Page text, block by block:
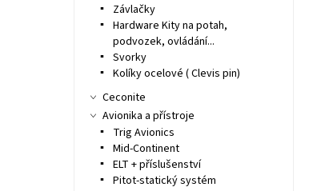
Závlačky
Hardware Kity na potah,
podvozek, ovládání...
Svorky
Kolíky ocelové ( Clevis pin)
Ceconite
Avionika a přístroje
Trig Avionics
Mid-Continent
ELT + příslušenství
Pitot-statický systém